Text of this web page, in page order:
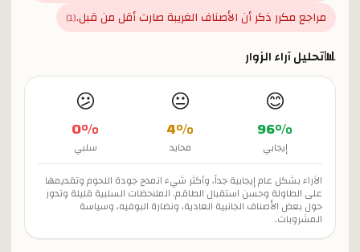
مراجع مكرر ذكر أن الأصناف الغريبة صارت أقل من قبل.(
1
)
📊تحليل آراء الزوار
😊
96%
إيجابي
😐
4%
محايد
😕
0%
سلبي
الآراء بشكل عام إيجابية جداً، وأكثر شيء انمدح جودة اللحوم وتقديمها
على الطاولة وحسن استقبال الطاقم. الملاحظات السلبية قليلة وتدور
حول بعض الأصناف الجانبية العادية، ونضارة البوفيه، وسياسة
المشروبات.